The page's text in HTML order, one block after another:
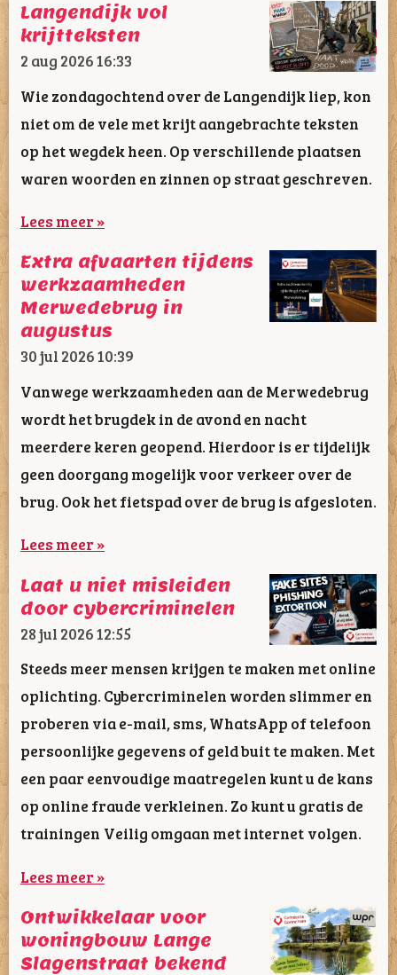
Langendijk vol
krijtteksten
2 aug 202616:33
Wie zondagochtend over de Langendijk liep, kon
niet om de vele met krijt aangebrachte teksten
op het wegdek heen. Op verschillende plaatsen
waren woorden en zinnen op straat geschreven.
Lees meer »
Extra afvaarten tijdens
werkzaamheden
Merwedebrug in
augustus
30 jul 202610:39
Vanwege werkzaamheden aan de Merwedebrug
wordt het brugdek in de avond en nacht
meerdere keren geopend. Hierdoor is er tijdelijk
geen doorgang mogelijk voor verkeer over de
brug. Ook het fietspad over de brug is afgesloten.
Lees meer »
Laat u niet misleiden
door cybercriminelen
28 jul 202612:55
Steeds meer mensen krijgen te maken met online
oplichting. Cybercriminelen worden slimmer en
proberen via e-mail, sms, WhatsApp of telefoon
persoonlijke gegevens of geld buit te maken. Met
een paar eenvoudige maatregelen kunt u de kans
op online fraude verkleinen. Zo kunt u gratis de
trainingen Veilig omgaan met internet volgen.
Lees meer »
Ontwikkelaar voor
woningbouw Lange
Slagenstraat bekend